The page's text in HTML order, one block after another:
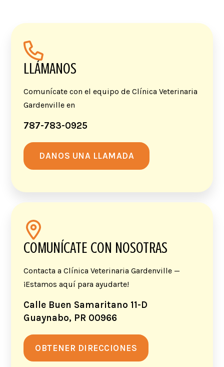
LLÁMANOS
Comunícate con el equipo de Clínica Veterinaria
Gardenville en
787-783-0925
DANOS UNA LLAMADA
COMUNÍCATE CON NOSOTRAS
Contacta a Clínica Veterinaria Gardenville —
¡Estamos aquí para ayudarte!
Calle Buen Samaritano 11-D
Guaynabo, PR 00966
OBTENER DIRECCIONES